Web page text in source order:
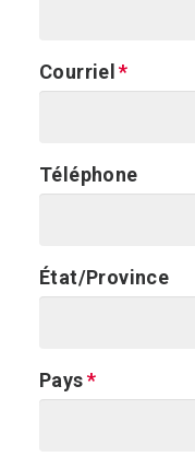
Courriel
Téléphone
État/Province
Pays